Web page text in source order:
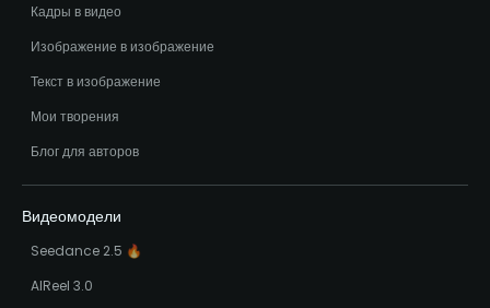
Кадры в видео
Изображение в изображение
Текст в изображение
Мои творения
Блог для авторов
Видеомодели
Seedance 2.5 🔥
AIReel 3.0